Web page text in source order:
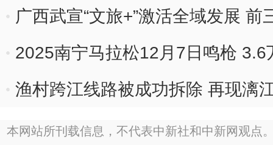
广西武宣“文旅+”激活全域发展
2025南宁马拉松12月7日鸣枪 3.6
渔村跨江线路被成功拆除 再现漓
本网站所刊载信息，不代表中新社和中新网观点